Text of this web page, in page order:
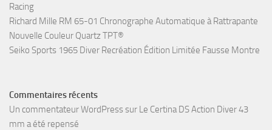
Racing
Richard Mille RM 65-01 Chronographe Automatique à Rattrapante
Nouvelle Couleur Quartz TPT®
Seiko Sports 1965 Diver Recréation Édition Limitée Fausse Montre
Commentaires récents
Un commentateur WordPresssur Le Certina DS Action Diver 43
mm a été repensé